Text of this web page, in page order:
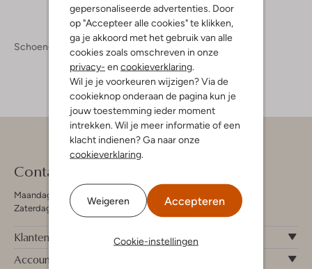
gepersonaliseerde advertenties. Door
op "Accepteer alle cookies" te klikken,
ga je akkoord met het gebruik van alle
cookies zoals omschreven in onze
privacy- en cookieverklaring.
Wil je je voorkeuren wijzigen? Via de
cookieknop onderaan de pagina kun je
jouw toestemming ieder moment
intrekken. Wil je meer informatie of een
klacht indienen? Ga naar onze
cookieverklaring.
Weigeren Accepteren
Cookie-instellingen
Schoenen Boots Boots Heren
Contact
Maandag - Vrijdag 09:00 - 19:00 uur
Zaterdag 09:00 - 17:00 uur
Klantenservice
Account